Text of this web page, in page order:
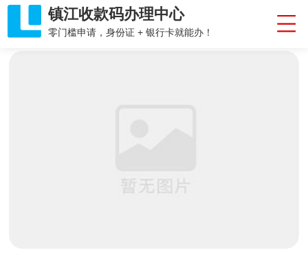
镇江收款码办理中心
零门槛申请，身份证 + 银行卡就能办！